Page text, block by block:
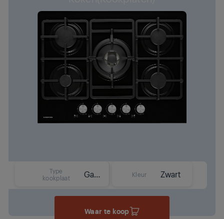
Type
kookplaat
Gas Kleur Zwart
Waar te koop